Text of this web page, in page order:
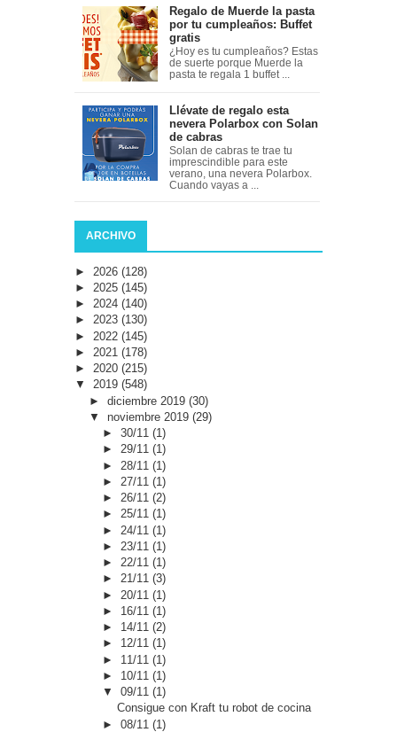
Regalo de Muerde la pasta
por tu cumpleaños: Buffet
gratis
¿Hoy es tu cumpleaños? Estas
de suerte porque Muerde la
pasta te regala 1 buffet ...
Llévate de regalo esta
nevera Polarbox con Solan
de cabras
Solan de cabras te trae tu
imprescindible para este
verano, una nevera Polarbox.
Cuando vayas a ...
ARCHIVO
► 2026 (128)
► 2025 (145)
► 2024 (140)
► 2023 (130)
► 2022 (145)
► 2021 (178)
► 2020 (215)
▼ 2019 (548)
► diciembre 2019 (30)
▼ noviembre 2019 (29)
►30/11(1)
►29/11(1)
► 28/11(1)
► 27/11(1)
►26/11(2)
►25/11(1)
► 24/11(1)
► 23/11(1)
►22/11(1)
►21/11(3)
► 20/11(1)
► 16/11(1)
► 14/11(2)
► 12/11(1)
► 11/11(1)
► 10/11(1)
▼09/11(1)
Consigue con Kraft tu robot de cocina
►08/11(1)